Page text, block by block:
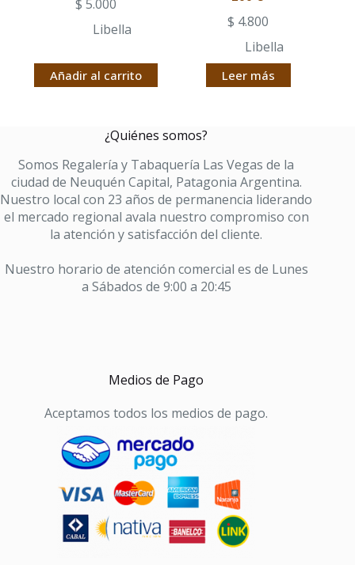
$ 5.000
Libella
Añadir al carrito
$ 4.800
Libella
Leer más
¿Quiénes somos?
Somos Regalería y Tabaquería Las Vegas de la
ciudad de Neuquén Capital, Patagonia Argentina.
Nuestro local con 23 años de permanencia liderando
el mercado regional avala nuestro compromiso con
la atención y satisfacción del cliente.
Nuestro horario de atención comercial es de Lunes
a Sábados de 9:00 a 20:45
Medios de Pago
Aceptamos todos los medios de pago.